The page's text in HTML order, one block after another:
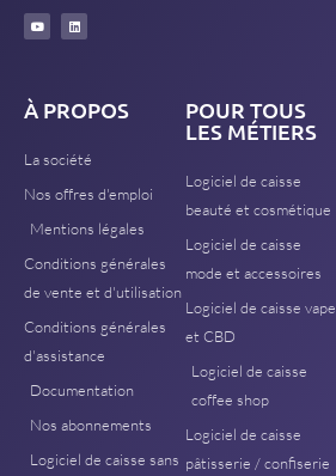
À PROPOS
La société
Nos offres d'emploi
Mentions légales
Conditions générales
de vente et d'utilisation
Conditions générales
d'assistance
Documentation
Nos abonnements
Logiciel de caisse sans
POUR TOUS
LES MÉTIERS
Logiciel de caisse
beauté et cosmétique
Logiciel de caisse
mode et accessoires
Logiciel de caisse vape
et CBD
Logiciel de caisse
coffee shop
Logiciel de caisse
pâtisserie / confiserie